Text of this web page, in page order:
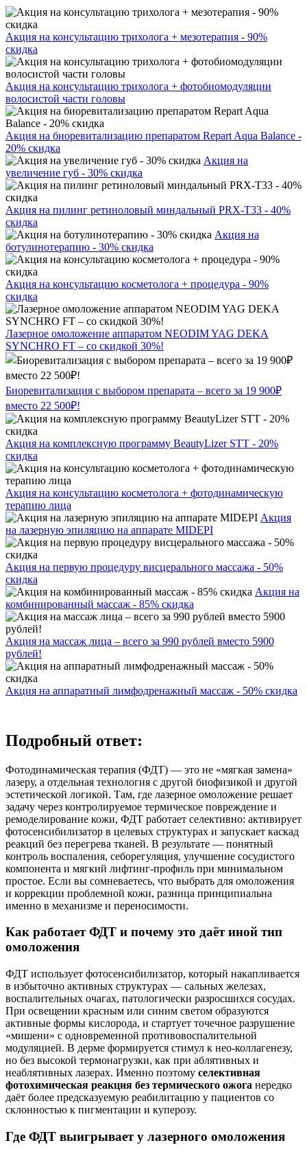
Акция на консультацию трихолога + мезотерапия - 90%
скидка
Акция на консультацию трихолога + фотобиомодуляции
волосистой части головы
Акция на биоревитализацию препаратом Repart Aqua Balance -
20% скидка
Акция на
увеличение губ - 30% скидка
Акция на пилинг ретиноловый миндальный PRX-T33 - 40%
скидка
Акция на
ботулинотерапию - 30% скидка
Акция на консультацию косметолога + процедура - 90%
скидка
Лазерное омоложение аппаратом NEODIM YAG DEKA
SYNCHRO FT – со скидкой 30%!
Биоревитализация с выбором препарата – всего за 19 900₽
вместо 22 500₽!
Акция на комплексную программу BeautyLizer STT - 20%
скидка
Акция на консультацию косметолога + фотодинамическую
терапию лица
Акция
на лазерную эпиляцию на аппарате MIDEPI
Акция на первую процедуру висцерального массажа - 50%
скидка
Акция на
комбинированный массаж - 85% скидка
Акция на массаж лица – всего за 990 рублей вместо 5900
рублей!
Акция на аппаратный лимфодренажный массаж - 50% скидка
Подробный ответ:
Фотодинамическая терапия (ФДТ) — это не «мягкая замена»
лазеру, а отдельная технология с другой биофизикой и другой
эстетической логикой. Там, где лазерное омоложение решает
задачу через контролируемое термическое повреждение и
ремоделирование кожи, ФДТ работает селективно: активирует
фотосенсибилизатор в целевых структурах и запускает каскад
реакций без перегрева тканей. В результате — понятный
контроль воспаления, себорегуляция, улучшение сосудистого
компонента и мягкий лифтинг-профиль при минимальном
простое. Если вы сомневаетесь, что выбрать для омоложения
и коррекции проблемной кожи, разница принципиальна
именно в механизме и переносимости.
Как работает ФДТ и почему это даёт иной тип
омоложения
ФДТ использует фотосенсибилизатор, который накапливается
в избыточно активных структурах — сальных железах,
воспалительных очагах, патологически разросшихся сосудах.
При освещении красным или синим светом образуются
активные формы кислорода, и стартует точечное разрушение
«мишени» с одновременной противовоспалительной
модуляцией. В дерме формируется стимул к нео-коллагенезу,
но без высокой термонагрузки, как при аблятивных и
неаблятивных лазерах. Именно поэтому селективная
фотохимическая реакция без термического ожога нередко
даёт более предсказуемую реабилитацию у пациентов со
склонностью к пигментации и куперозу.
Где ФДТ выигрывает у лазерного омоложения